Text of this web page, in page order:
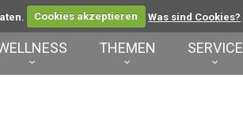
Cookies akzeptieren Was sind Cookies?
THEMEN SERVICE